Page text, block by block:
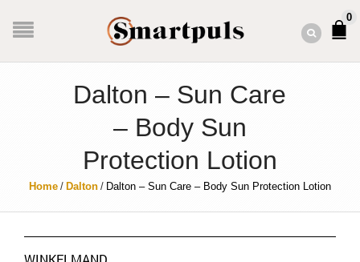
0
Dalton – Sun Care
– Body Sun
Protection Lotion
Home / Dalton / Dalton – Sun Care – Body Sun Protection Lotion